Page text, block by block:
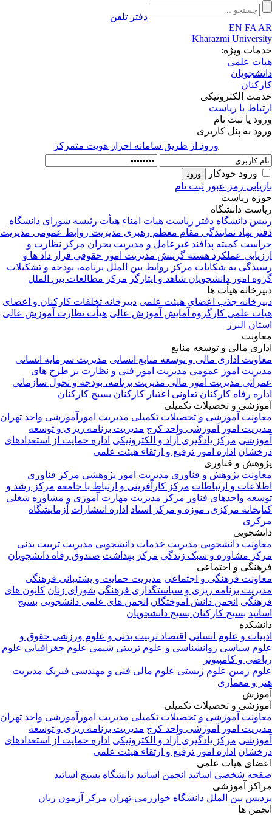
دفتر تلفن
EN FA
Kharazmi
ویژه:
علمی
الکترونیکی
با ریاست
یا ثبت نام
به پنل کاربری
ورود از طريق سامانه احراز هويت متمركز
ورود خودکار
رمز عبور ثبت نام
ریاست
دانشگاه
دانشگاه دفتر ریاست هیات امناء هیأت رئیسهشورای دانشگاه
نهاد نمایندگی مقام معظم رهبریمدیریت روابط عمومی مدیریت
کمیته پدافند غیرعامل و مدیریت بحرانمرکز نظارت و
عملکردهسته گزینش مدیریت امور حقوقی قرار داد ها و
به شکایاتمرکز روابط بین الملل برنامه، بودجه و تشکیلات
امور دانشجویان شاهد و ایثارگر مرکز مطالعات بین الملل
هیأت ها
جذب اعضای هیئت علمی دبیرخانه تخلفات کارکنان و اعضای
علمی کارگروه آمایش آموزش عالی هیأت نظارت آموزش عالی
البرز
مالی و توسعه منابع
اداری مالی و توسعه منابع انسانی مدیریت سرمایه انسانی
امور عمومی مدیریت امور فنی و نظارت بر طرح های
مدیریت امور مالی مدیریت برنامه، بودجه و تحول سازمانی
رفاه کارکنانتعاونی اعتبار کارکنانبسیج کارکنان
و تحصیلات تکمیلی
آموزشی و تحصیلات تکمیلی مدیریت امورآموزشی واحد تهران
امور آموزشی واحد کرج مدیریت برنامه ریزی و توسعه
مرکز یادگیری آزاد و الکترونیکی اداره حمایت از استعدادهای
اداره امور ترفیع و ارتقاء هیئت علمی
و فناوری
پژوهش و فناوری مدیریت امور پژوهشی مرکز فناوری
و ارتباطات مرکز کارآفرینی و ارتباط با جامعه مرکز رشد و
واحدهای فناور مرکز مدیریت مهارت آموزی و مشاوره شغلی
مرکزی، موزه و مرکز اسناد اداره انتشارات آزمایشگاه
دانشجویی مدیریت خدمات دانشجویی مدیریت تربیت بدنی
مشاوره و سبک زندگی مرکز بهداشت صندوق رفاه دانشجویان
و اجتماعی
فرهنگی و اجتماعی مدیریت حمایت و پشتیبانی فرهنگی
برنامه ریزی و سیاستگذاری فرهنگی شورای زنان کانون های
انجمن دانش آموختگان انجمن های علمی دانشجویی بسیج
بسیج کارکنانبسیج دانشجویان
و علوم انسانی اقتصادتربیت بدنی و علوم ورزشی حقوق و
سیاسی روانشناسی و علوم تربیتی شیمی علوم جغرافیایی علوم
و کامپیوتر
زمین علوم زیستی علوم مالی فنی و مهندسی فیزیک مدیریت
و معماری
و تحصیلات تکمیلی
آموزشی و تحصیلات تکمیلی مدیریت امورآموزشی واحد تهران
امور آموزشی واحد کرج مدیریت برنامه ریزی و توسعه
مرکز یادگیری آزاد و الکترونیکی اداره حمایت از استعدادهای
اداره امور ترفیع و ارتقاء هیئت علمی
هیات علمی
شخصی اساتید انجمن اساتید دانشگاهبسیج اساتید
آموزشی
بین الملل دانشگاه خوارزمی-تهران مرکز آزمون زبان
ها